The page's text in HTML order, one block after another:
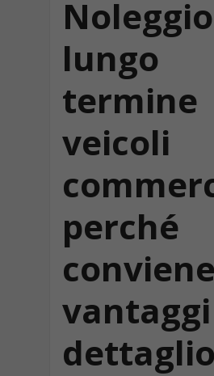
Noleggio
lungo
termine
veicoli
perché
dettaglio